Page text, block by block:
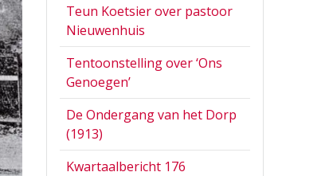
Teun Koetsier over pastoor
Nieuwenhuis
Tentoonstelling over ‘Ons
Genoegen’
De Ondergang van het Dorp
(1913)
Kwartaalbericht 176